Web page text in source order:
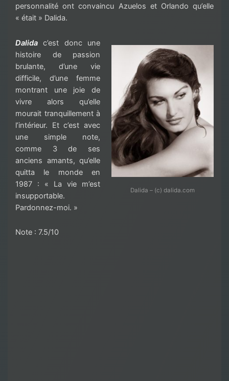
personnalité ont convaincu Azuelos et Orlando qu’elle
« était » Dalida.
Dalida – (c) dalida.com
Dalida c’est donc une
histoire de passion
brulante, d’une vie
difficile, d’une femme
montrant une joie de
vivre alors qu’elle
mourait tranquillement à
l’intérieur. Et c’est avec
une simple note,
comme 3 de ses
anciens amants, qu’elle
quitta le monde en
1987 : « La vie m’est
insupportable.
Pardonnez-moi. »
Note : 7.5/10